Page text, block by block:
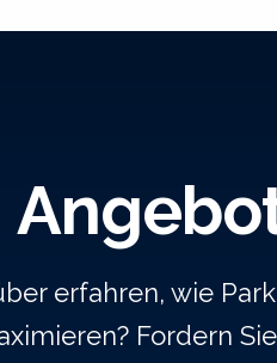
erfahren, wie
Fordern